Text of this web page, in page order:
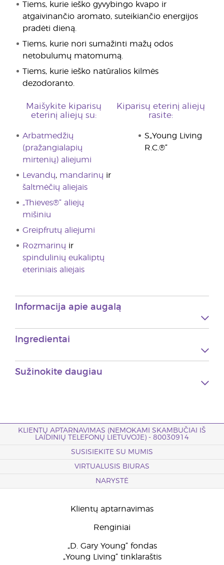
Tiems, kurie ieško gyvybingo kvapo ir
atgaivinančio aromato, suteikiančio energijos
pradėti dieną.
Tiems, kurie nori sumažinti mažų odos
netobulumų matomumą.
Tiems, kurie ieško natūralios kilmės
dezodoranto.
Maišykite kiparisų
eterinį aliejų su:
Arbatmedžių
(pražangialapių
mirtenių) aliejumi
Levandų, mandarinų ir
šaltmėčių aliejais
„Thieves®“ aliejų
mišiniu
Greipfrutų aliejumi
Rozmarinų ir
spindulinių eukaliptų
eteriniais aliejais
Kiparisų eterinį aliejų
rasite:
S„Young Living
R.C.®“
Informacija apie augalą
Ingredientai
Sužinokite daugiau
KLIENTŲ APTARNAVIMAS (NEMOKAMI SKAMBUČIAI IŠ
LAIDINIŲ TELEFONŲ LIETUVOJE) - 80030914
SUSISIEKITE SU MUMIS
VIRTUALUSIS BIURAS
NARYSTĖ
Klientų aptarnavimas
Renginiai
„D. Gary Young“ fondas
„Young Living“ tinklaraštis